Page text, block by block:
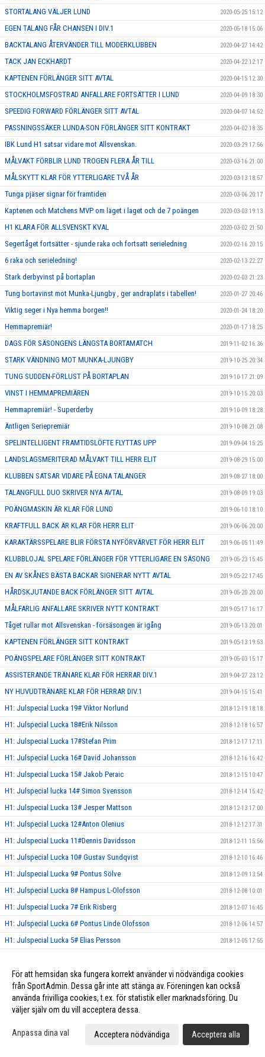
STORTALANG VÄLJER LUND 2020-05-25 15:12
EGEN TALANG FÅR CHANSEN I DIV.1 2020-05-18 15:06
BACKTALANG ÅTERVÄNDER TILL MODERKLUBBEN 2020-04-27 14:42
TACK JAN ECKHARDT 2020-04-22 12:17
KAPTENEN FÖRLÄNGER SITT AVTAL 2020-04-15 12:30
STOCKHOLMSFOSTRAD ANFALLARE FORTSÄTTER I LUND 2020-04-09 18:30
SPEEDIG FORWARD FÖRLÄNGER SITT AVTAL 2020-04-07 14:52
PASSNINGSSÄKER LUNDA-SON FÖRLÄNGER SITT KONTRAKT 2020-04-02 18:35
IBK Lund H1 satsar vidare mot Allsvenskan. 2020-03-29 17:56
MÅLVAKT FÖRBLIR LUND TROGEN FLERA ÅR TILL 2020-03-16 21:00
MÅLSKYTT KLAR FÖR YTTERLIGARE TVÅ ÅR 2020-03-13 18:57
Tunga pjäser signar för framtiden 2020-03-06 20:17
Kaptenen och Matchens MVP om läget i laget och de 7 poängen 2020-03-03 19:13
H1 KLARA FÖR ALLSVENSKT KVAL 2020-03-02 21:50
Segertåget fortsätter - sjunde raka och fortsatt serieledning 2020-02-16 20:15
6 raka och serieledning! 2020-02-13 22:27
Stark derbyvinst på bortaplan 2020-02-03 21:23
Tung bortavinst mot Munka-Ljungby , ger andraplats i tabellen! 2020-01-27 20:46
Viktig seger i Nya hemma borgen!! 2020-01-24 18:20
Hemmapremiär! 2020-01-17 18:25
DAGS FÖR SÄSONGENS LÄNGSTA BORTAMATCH 2019-11-02 16:36
STARK VÄNDNING MOT MUNKA-LJUNGBY 2019-10-25 20:34
TUNG SUDDEN-FÖRLUST PÅ BORTAPLAN 2019-10-17 21:09
VINST I HEMMAPREMIÄREN 2019-10-15 20:03
Hemmapremiär! - Superderby 2019-10-09 18:28
Äntligen Seriepremiär 2019-10-08 21:08
SPELINTELLIGENT FRAMTIDSLÖFTE FLYTTAS UPP 2019-09-04 15:25
LANDSLAGSMERITERAD MÅLVAKT TILL HERR ELIT 2019-08-29 15:00
KLUBBEN SATSAR VIDARE PÅ EGNA TALANGER 2019-08-27 18:00
TALANGFULL DUO SKRIVER NYA AVTAL 2019-08-09 19:03
POÄNGMASKIN ÄR KLAR FÖR LUND 2019-06-10 18:10
KRAFTFULL BACK ÄR KLAR FÖR HERR ELIT 2019-06-06 20:00
KARAKTÄRSSPELARE BLIR FÖRSTA NYFÖRVÄRVET FÖR HERR ELIT 2019-06-05 11:49
KLUBBLOJAL SPELARE FÖRLÄNGER FÖR YTTERLIGARE EN SÄSONG 2019-05-23 15:45
EN AV SKÅNES BÄSTA BACKAR SIGNERAR NYTT AVTAL 2019-05-22 17:45
HÅRDSKJUTANDE BACK FÖRLÄNGER SITT AVTAL 2019-05-20 20:00
MÅLFARLIG ANFALLARE SKRIVER NYTT KONTRAKT 2019-05-17 16:17
Tåget rullar mot Allsvenskan - försäsongen är igång 2019-05-13 20:01
KAPTENEN FÖRLÄNGER SITT KONTRAKT 2019-05-13 19:53
POÄNGSPELARE FÖRLÄNGER SITT KONTRAKT 2019-05-03 15:17
ASSISTERANDE TRÄNARE KLAR FÖR HERRAR DIV.1 2019-04-27 23:12
NY HUVUDTRÄNARE KLAR FÖR HERRAR DIV.1 2019-04-15 15:41
H1: Julspecial Lucka 19# Viktor Norlund 2018-12-19 18:18
H1: Julspecial Lucka 18#Erik Nilsson 2018-12-18 16:57
H1: Julspecial Lucka 17#Stefan Prim 2018-12-17 17:11
H1: Julspecial Lucka 16# David Johansson 2018-12-16 16:42
H1: Julspecial Lucka 15# Jakob Peraic 2018-12-15 10:47
H1: Julspecial lucka 14# Simon Svensson 2018-12-14 15:42
H1: Julspecial Lucka 13# Jesper Mattson 2018-12-13 17:00
H1: Julspecial Lucka 12#Anton Olenius 2018-12-12 17:31
H1: Julspecial Lucka 11#Dennis Davidsson 2018-12-11 15:56
H1: Julspecial Lucka 10# Gustav Sundqvist 2018-12-10 16:46
H1: Julspecial Lucka 9# Pontus Sölve 2018-12-09 13:54
H1: Julspecial Lucka 8# Hampus L-Olofsson 2018-12-08 10:01
H1: Julspecial Lucka 7# Erik Risberg 2018-12-07 16:45
H1: Julspecial Lucka 6# Pontus Linde Olofsson 2018-12-06 14:57
H1: Julspecial Lucka 5# Elias Persson 2018-12-05 17:55
H1: Julspecial Lucka 3# Hugo Norlund 2018-12-03 07:21
H1: Julspecial Lucka 2# Simon Lindblad 2018-12-02 11:18
H1: Julspecial Lucka 1# Jesper Nilsson
2018-11-28 21:41
Herr Elit tog tre nya poäng mot Röke IBK! 2018-11-24 16:53
För att hemsidan ska fungera korrekt använder vi nödvändiga cookies
från SportAdmin. Dessa går inte att stänga av. Föreningen kan också
använda frivilliga cookies, t.ex. för statistik eller marknadsföring. Du
väljer själv om du vill acceptera dessa.
Anpassa dina val Acceptera nödvändiga Acceptera alla